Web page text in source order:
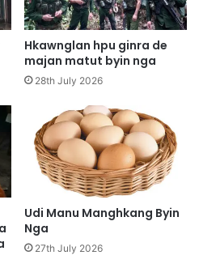
Hkawnglan hpu ginra de
majan matut byin nga
28th July 2026
Udi Manu Manghkang Byin
Nga
27th July 2026